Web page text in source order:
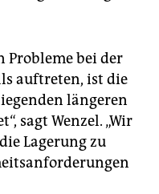
Probleme bei der
auftreten, ist die
längeren
sagt Wenzel. „Wir
Lagerung zu